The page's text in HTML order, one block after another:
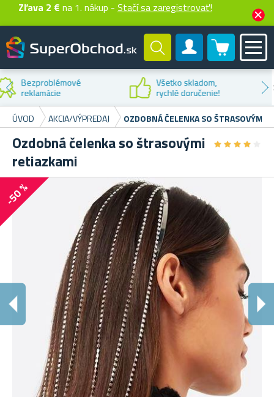
Zľava 2 € na 1. nákup - Stačí sa zaregistrovať!
Zákaznícky účet
0 produktů
Zľava na
prvý nákup
ÚVOD AKCIA/VÝPREDAJ OZDOBNÁ ČELENKA SO ŠTRASOVÝMI
Ozdobná čelenka so štrasovými
retiazkami
★★★★
★★★★
-50 %